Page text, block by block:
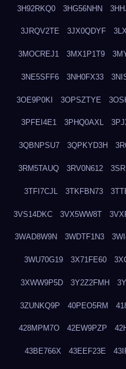
3H92RKQ0 3HG56NHN
3JRQV2TE 3JX0QDYF
3MOCREJ1 3MX1P1T9
3NE5SFF6 3NH0FX33
3OE9P0KI 3OPSZTYE
3PFEI4E1 3PHQ0AXL
3QBNPSU7 3QPKYD3H
3RM5TAUQ 3RV0N612
3TFI7CJL 3TKFBN73
3VS14DKC 3VX5WW8T
3WAD8W9N 3WDTF1N3
3WU70G19 3X71FE60
3XWW9P5D 3Y2Z2FMH
3ZUNKQ9P 40PEO5RM
428MPM7O 42EW9PZP
43BE766X 43EEF23E